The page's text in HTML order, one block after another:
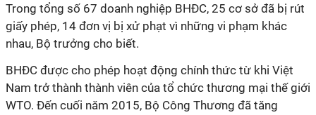
Trong tổng số 67 doanh nghiệp BHĐC, 25 cơ sở đã bị rút
giấy phép, 14 đơn vị bị xử phạt vì những vi phạm khác
nhau, Bộ trưởng cho biết.
BHĐC được cho phép hoạt động chính thức từ khi Việt
Nam trở thành thành viên của tổ chức thương mại thế giới
WTO. Đến cuối năm 2015, Bộ Công Thương đã tăng